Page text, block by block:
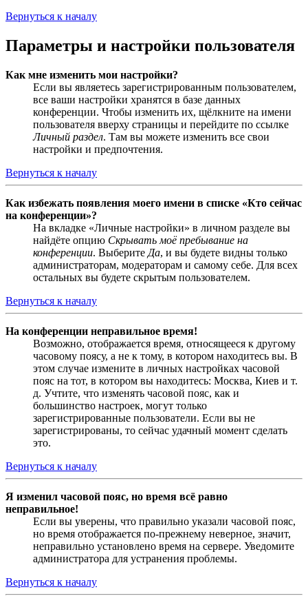
Вернуться к началу
Параметры и настройки пользователя
Как мне изменить мои настройки?
Если вы являетесь зарегистрированным пользователем,
все ваши настройки хранятся в базе данных
конференции. Чтобы изменить их, щёлкните на имени
пользователя вверху страницы и перейдите по ссылке
Личный раздел. Там вы можете изменить все свои
настройки и предпочтения.
Вернуться к началу
Как избежать появления моего имени в списке «Кто сейчас
на конференции»?
На вкладке «Личные настройки» в личном разделе вы
найдёте опцию Скрывать моё пребывание на
конференции. Выберите Да, и вы будете видны только
администраторам, модераторам и самому себе. Для всех
остальных вы будете скрытым пользователем.
Вернуться к началу
На конференции неправильное время!
Возможно, отображается время, относящееся к другому
часовому поясу, а не к тому, в котором находитесь вы. В
этом случае измените в личных настройках часовой
пояс на тот, в котором вы находитесь: Москва, Киев и т.
д. Учтите, что изменять часовой пояс, как и
большинство настроек, могут только
зарегистрированные пользователи. Если вы не
зарегистрированы, то сейчас удачный момент сделать
это.
Вернуться к началу
Я изменил часовой пояс, но время всё равно
неправильное!
Если вы уверены, что правильно указали часовой пояс,
но время отображается по-прежнему неверное, значит,
неправильно установлено время на сервере. Уведомите
администратора для устранения проблемы.
Вернуться к началу